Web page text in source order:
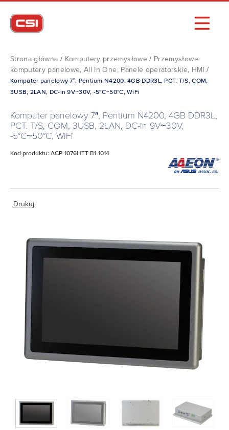
Strona główna / Komputery przemysłowe / Przemysłowe
komputery panelowe, All In One, Panele operatorskie, HMI /
Komputer panelowy 7″, Pentium N4200, 4GB DDR3L, PCT. T/S, COM,
3USB, 2LAN, DC-in 9V~30V, -5°C~50°C, WiFi
Komputer panelowy 7″, Pentium N4200, 4GB DDR3L,
PCT. T/S, COM, 3USB, 2LAN, DC-in 9V~30V,
-5°C~50°C, WiFi
Kod produktu: ACP-1076HTT-B1-1014
Drukuj